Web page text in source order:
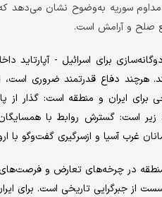
سوریه به‌وضوح نشان می‌دهد که
صلح و آرامش است.
برای اسرائیل -
هرچند دفاع قدرتمند ضروری است،
برای ایران و منطقه است: گذار از
زیر است: گسترش روابط با
غرب آسیا و ازسرگیری گفت‌‌وگو با
در چرخه‌های تعارض و فرصت‌های
از جبرگرایی تاریخی است. برای